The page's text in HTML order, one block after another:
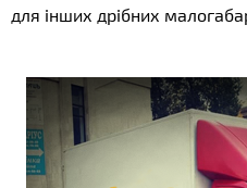
для інших дрібних